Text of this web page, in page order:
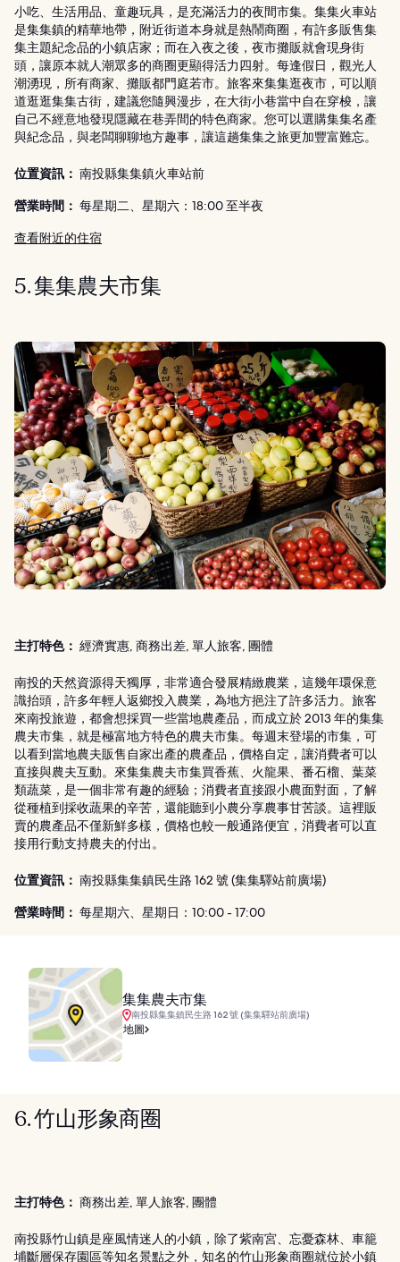
小吃、生活用品、童趣玩具，是充滿活力的夜間市集。集集火車站
是集集鎮的精華地帶，附近街道本身就是熱鬧商圈，有許多販售集
集主題紀念品的小鎮店家；而在入夜之後，夜市攤販就會現身街
頭，讓原本就人潮眾多的商圈更顯得活力四射。每逢假日，觀光人
潮湧現，所有商家、攤販都門庭若市。旅客來集集逛夜市，可以順
道逛逛集集古街，建議您隨興漫步，在大街小巷當中自在穿梭，讓
自己不經意地發現隱藏在巷弄間的特色商家。您可以選購集集名產
與紀念品，與老闆聊聊地方趣事，讓這趟集集之旅更加豐富難忘。
位置資訊： 南投縣集集鎮火車站前
營業時間： 每星期二、星期六：18:00 至半夜
查看附近的住宿
5. 集集農夫市集
主打特色： 經濟實惠, 商務出差, 單人旅客, 團體
南投的天然資源得天獨厚，非常適合發展精緻農業，這幾年環保意
識抬頭，許多年輕人返鄉投入農業，為地方挹注了許多活力。旅客
來南投旅遊，都會想採買一些當地農產品，而成立於 2013 年的集集
農夫市集，就是極富地方特色的農夫市集。每週末登場的市集，可
以看到當地農夫販售自家出產的農產品，價格自定，讓消費者可以
直接與農夫互動。來集集農夫市集買香蕉、火龍果、番石榴、葉菜
類蔬菜，是一個非常有趣的經驗；消費者直接跟小農面對面，了解
從種植到採收蔬果的辛苦，還能聽到小農分享農事甘苦談。這裡販
賣的農產品不僅新鮮多樣，價格也較一般通路便宜，消費者可以直
接用行動支持農夫的付出。
位置資訊： 南投縣集集鎮民生路 162 號 (集集驛站前廣場)
營業時間： 每星期六、星期日：10:00 - 17:00
集集農夫市集
南投縣集集鎮民生路 162 號 (集集驛站前廣場)
地圖
6. 竹山形象商圈
主打特色： 商務出差, 單人旅客, 團體
南投縣竹山鎮是座風情迷人的小鎮，除了紫南宮、忘憂森林、車籠
埔斷層保存園區等知名景點之外，知名的竹山形象商圈就位於小鎮